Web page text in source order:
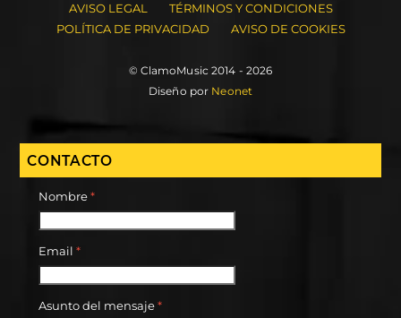
AVISO LEGAL
TÉRMINOS Y CONDICIONES
POLÍTICA DE PRIVACIDAD
AVISO DE COOKIES
© ClamoMusic 2014 - 2026
Diseño por Neonet
CONTACTO
Nombre*
Email *
Asunto del mensaje*